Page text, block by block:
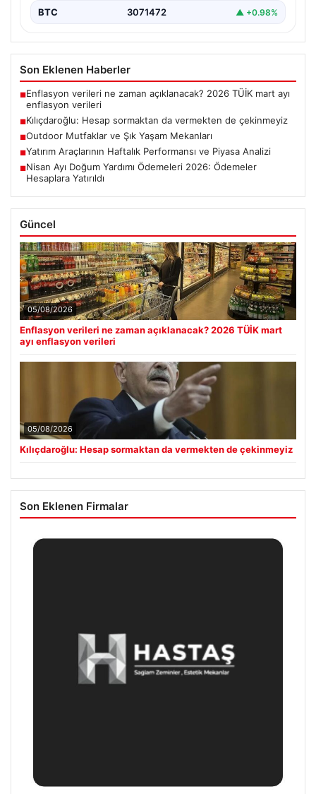
BTC 3071472 ▲ +0.98%
Son Eklenen Haberler
■Enflasyon verileri ne zaman açıklanacak? 2026 TÜİK mart ayı
enflasyon verileri
■Kılıçdaroğlu: Hesap sormaktan da vermekten de çekinmeyiz
■Outdoor Mutfaklar ve Şık Yaşam Mekanları
■Yatırım Araçlarının Haftalık Performansı ve Piyasa Analizi
■Nisan Ayı Doğum Yardımı Ödemeleri 2026: Ödemeler
Hesaplara Yatırıldı
Güncel
05/08/2026
Enflasyon verileri ne zaman açıklanacak? 2026 TÜİK mart
ayı enflasyon verileri
05/08/2026
Kılıçdaroğlu: Hesap sormaktan da vermekten de çekinmeyiz
Son Eklenen Firmalar